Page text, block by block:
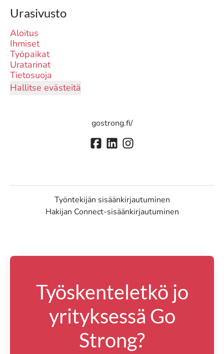
Urasivusto
Aloitus
Ihmiset
Työpaikat
Uratarinat
Tietosuoja
Hallitse evästeitä
gostrong.fi/
Työntekijän sisäänkirjautuminen
Hakijan Connect-sisäänkirjautuminen
Työskenteletkö jo
yrityksessä Go
Strong?